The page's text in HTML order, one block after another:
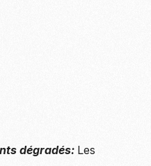
dégradés: Les